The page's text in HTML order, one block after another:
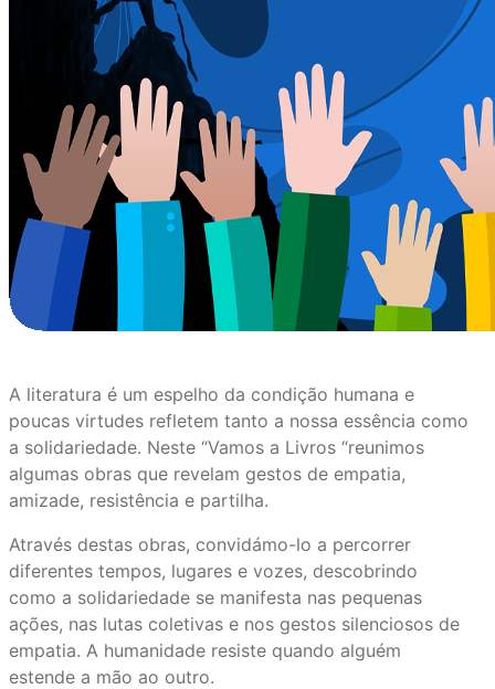
A literatura é um espelho da condição humana e
poucas virtudes refletem tanto a nossa essência como
a solidariedade. Neste “Vamos a Livros “reunimos
algumas obras que revelam gestos de empatia,
amizade, resistência e partilha.
Através destas obras, convidámo-lo a percorrer
diferentes tempos, lugares e vozes, descobrindo
como a solidariedade se manifesta nas pequenas
ações, nas lutas coletivas e nos gestos silenciosos de
empatia. A humanidade resiste quando alguém
estende a mão ao outro.